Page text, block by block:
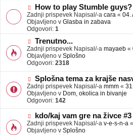
b
a
v
e
N
o
v
e
o
b
j
a
v
e
How to play Stumble guys?
Zadnji prispevek Napisal/-a cara « 04.
Objavljeno v Glasba in zabava
Odgovori: 1
N
o
v
e
o
b
a
v
e
Trenutno...
Zadnji prispevek Napisal/-a mayaeb «
Objavljeno v Splošno
Odgovori: 2318
N
o
v
e
o
b
a
Splošna tema za krajše
Zadnji prispevek Napisal/-a mmm «
Objavljeno v Dom, okolica in bivanje
Odgovori: 142
N
o
v
kdo/kaj vam gre na živce #3
Zadnji prispevek Napisal/-a v-e-s-n-a «
Objavljeno v Splošno